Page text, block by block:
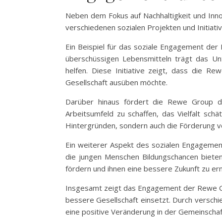
Neben dem Fokus auf Nachhaltigkeit und
verschiedenen sozialen Projekten und
Ein Beispiel für das soziale Engagement
überschüssigen Lebensmitteln trägt das
helfen. Diese Initiative zeigt, dass die
Gesellschaft ausüben möchte.
Darüber hinaus fördert die Rewe Group
Arbeitsumfeld zu schaffen, das Vielfalt
Hintergründen, sondern auch die Förderung
Ein weiterer Aspekt des sozialen
die jungen Menschen Bildungschancen
fördern und ihnen eine bessere Zukunft zu
Insgesamt zeigt das Engagement der Rewe
bessere Gesellschaft einsetzt. Durch
eine positive Veränderung in der